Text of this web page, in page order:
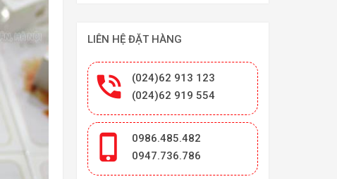
LIÊN HỆ ĐẶT HÀNG

(024)62 913 123
(024)62 919 554

0986.485.482
0947.736.786